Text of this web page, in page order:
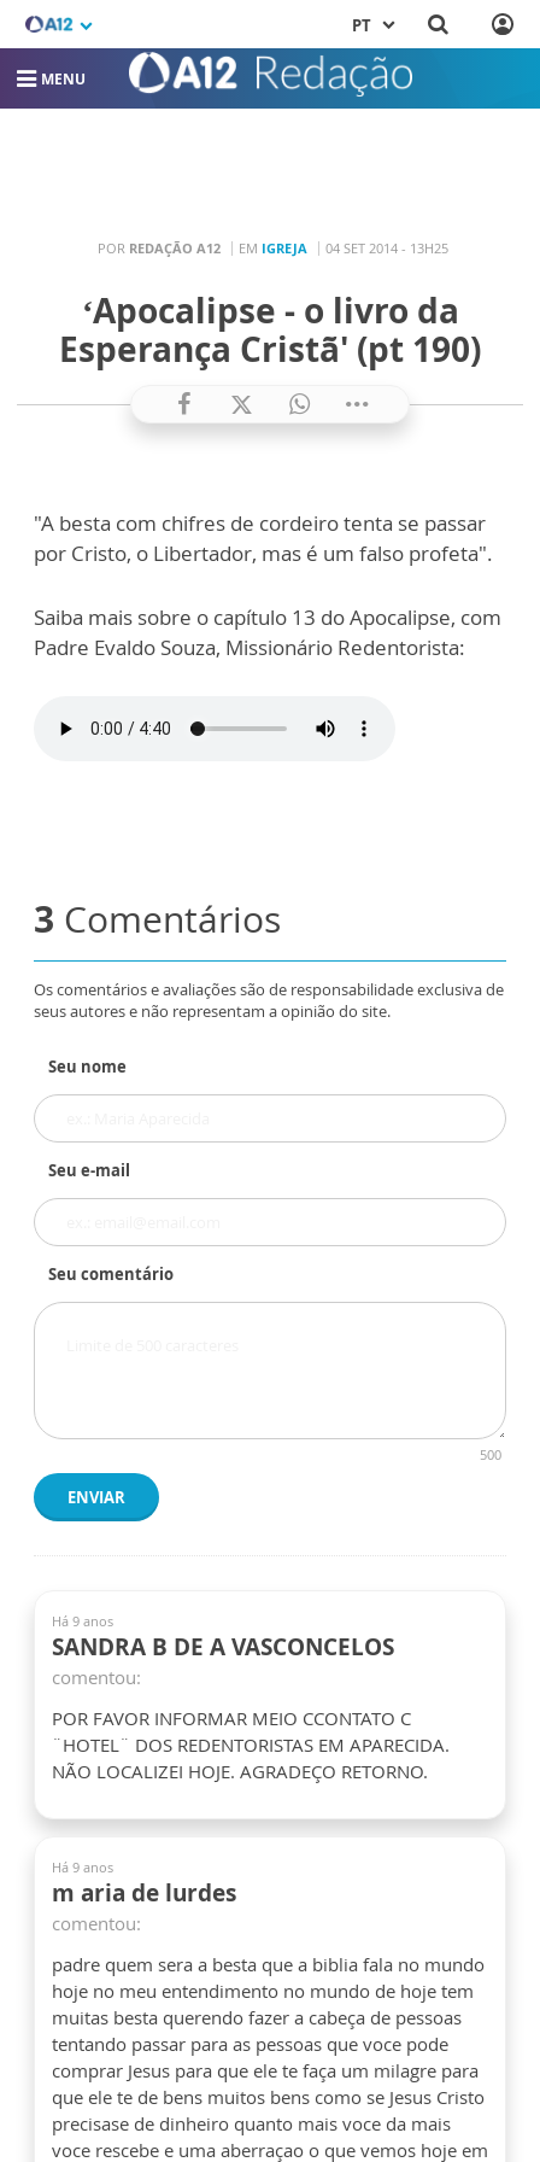
PT
MENU
POR REDAÇÃO A12 EM IGREJA 04 SET 2014 - 13H25
‘Apocalipse - o livro da
Esperança Cristã' (pt 190)
"A besta com chifres de cordeiro tenta se passar
por Cristo, o Libertador, mas é um falso profeta".
Saiba mais sobre o capítulo 13 do Apocalipse, com
Padre Evaldo Souza, Missionário Redentorista:
3 Comentários
Os comentários e avaliações são de responsabilidade exclusiva de
seus autores e não representam a opinião do site.
Seu nome
Seu e-mail
Seu comentário
500
ENVIAR
Há 9 anos
SANDRA B DE A VASCONCELOS
comentou:
POR FAVOR INFORMAR MEIO CCONTATO C
¨HOTEL¨ DOS REDENTORISTAS EM APARECIDA.
NÃO LOCALIZEI HOJE. AGRADEÇO RETORNO.
Há 9 anos
m aria de lurdes
comentou:
padre quem sera a besta que a biblia fala no mundo
hoje no meu entendimento no mundo de hoje tem
muitas besta querendo fazer a cabeça de pessoas
tentando passar para as pessoas que voce pode
comprar Jesus para que ele te faça um milagre para
que ele te de bens muitos bens como se Jesus Cristo
precisase de dinheiro quanto mais voce da mais
voce rescebe e uma aberraçao o que vemos hoje em